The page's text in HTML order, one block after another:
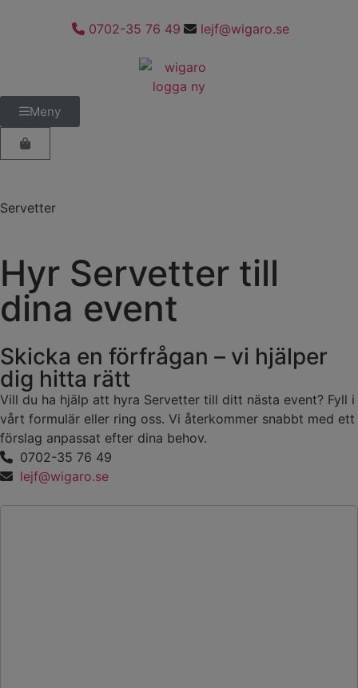
0702-35 76 49 lejf@wigaro.se
Meny
Servetter
Hyr Servetter till
dina event
Skicka en förfrågan – vi hjälper
dig hitta rätt
Vill du ha hjälp att hyra Servetter till ditt nästa event? Fyll i
vårt formulär eller ring oss. Vi återkommer snabbt med ett
förslag anpassat efter dina behov.
0702-35 76 49
lejf@wigaro.se